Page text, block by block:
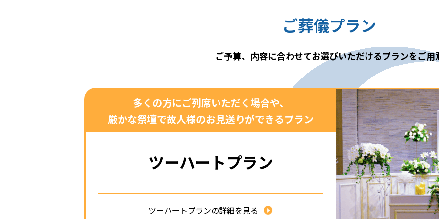
ご葬儀プラン
ご予算、内容に合わせてお選びいただけるプランをご用
多くの方にご列席いただく場合や、
厳かな祭壇で故人様のお見送りができるプラン
ツーハートプラン
ツーハートプランの詳細を見る